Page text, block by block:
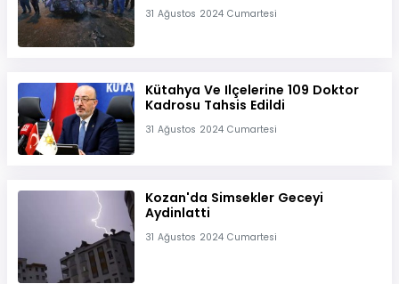
31 Ağustos 2024 Cumartesi
Kütahya Ve Ilçelerine 109 Doktor
Kadrosu Tahsis Edildi
31 Ağustos 2024 Cumartesi
Kozan'da Simsekler Geceyi
Aydinlatti
31 Ağustos 2024 Cumartesi